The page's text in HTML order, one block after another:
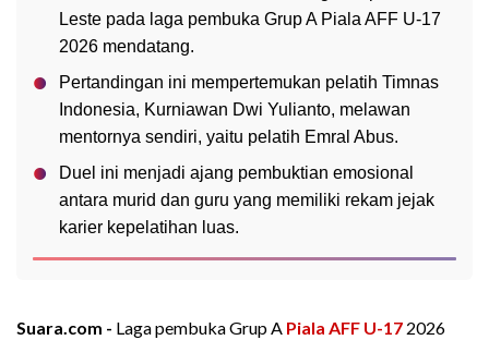
Leste pada laga pembuka Grup A Piala AFF U-17
2026 mendatang.
Pertandingan ini mempertemukan pelatih Timnas
Indonesia, Kurniawan Dwi Yulianto, melawan
mentornya sendiri, yaitu pelatih Emral Abus.
Duel ini menjadi ajang pembuktian emosional
antara murid dan guru yang memiliki rekam jejak
karier kepelatihan luas.
Suara.com - Laga pembuka Grup A Piala AFF U-17 2026